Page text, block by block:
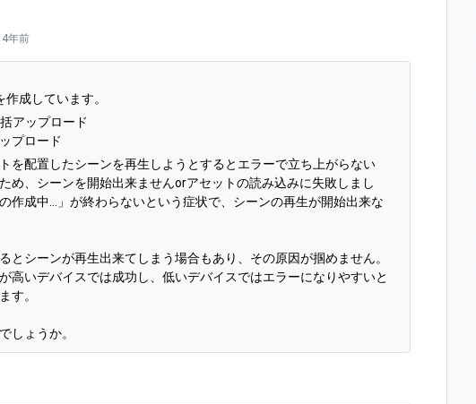
4年前
成しています。
アップロード
プロード
を配置したシーンを再生しようとするとエラーで立ち上がらない
め、シーンを開始出来ませんorアセットの読み込みに失敗しまし
作成中…」が終わらないという症状で、シーンの再生が開始出来な
とシーンが再生出来てしまう場合もあり、その原因が掴めません。
高いデバイスでは成功し、低いデバイスではエラーになりやすいと
す。
しょうか。